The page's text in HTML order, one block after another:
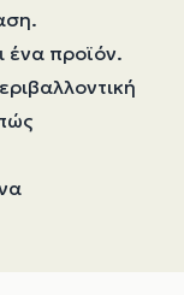
ένα προϊόν.